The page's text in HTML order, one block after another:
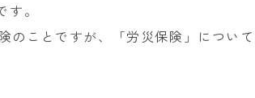
。
のことですが、「労災保険」につい